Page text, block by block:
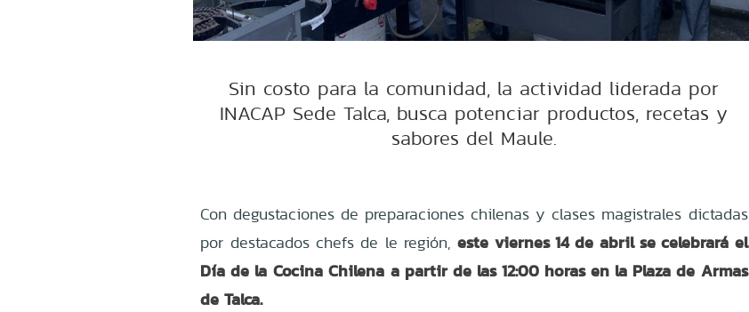
Sin costo para la comunidad, la actividad liderada por
INACAP Sede Talca, busca potenciar productos, recetas y
sabores del Maule.
Con degustaciones de preparaciones chilenas y clases magistrales dictadas
por destacados chefs de le región,este viernes 14 de abril se celebrará el
Día de la Cocina Chilena a partir de las 12:00 horas en la Plaza de Armas
de Talca.